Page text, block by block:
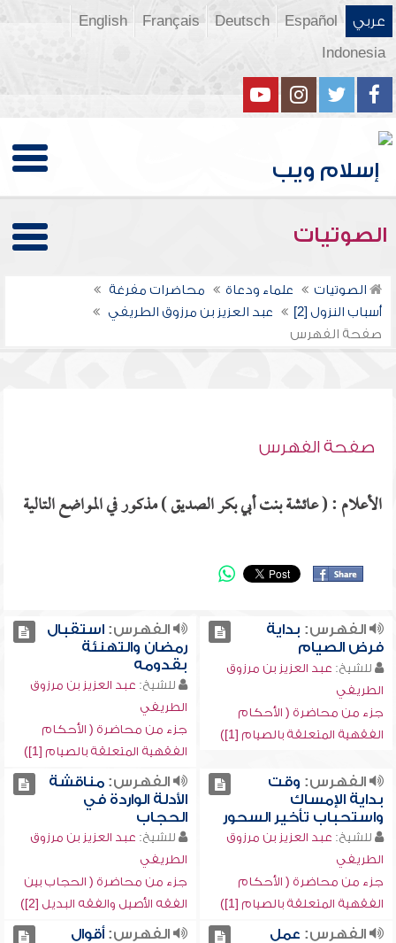
عربي Español
Deutsch
Français
English
Indonesia
الصوتيات
الصوتيات علماء ودعاة
محاضرات مفرغة
أسباب النزول [2]
عبد العزيز بن مرزوق الطريفي
صفحة الفهرس
صفحة الفهرس
الأعلام : ( عائشة بنت أبي بكر الصديق ) مذكور في المواضع التالية
الفهرس: بداية
فرض الصيام
للشيخ: عبد العزيز بن مرزوق
الطريفي
جزء من محاضرة ( الأحكام
الفقهية المتعلقة بالصيام [1])
الفهرس:استقبال
رمضان والتهنئة
بقدومه
للشيخ: عبد العزيز بن مرزوق
الطريفي
جزء من محاضرة ( الأحكام
الفقهية المتعلقة بالصيام [1])
الفهرس: وقت
بداية الإمساك
واستحباب تأخير السحور
للشيخ: عبد العزيز بن مرزوق
الطريفي
جزء من محاضرة ( الأحكام
الفقهية المتعلقة بالصيام [1])
الفهرس:مناقشة
الأدلة الواردة في
الحجاب
للشيخ: عبد العزيز بن مرزوق
الطريفي
جزء من محاضرة ( الحجاب بين
الفقه الأصيل والفقه البديل [2])
الفهرس: عمل
الفهرس:أقوال